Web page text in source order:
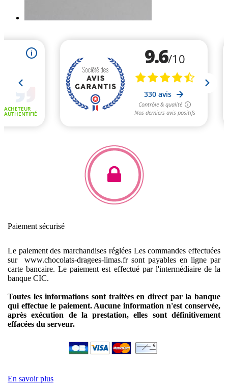
Paiement sécurisé
Le paiement des marchandises réglées Les commandes effectuées
sur www.chocolats-dragees-limas.fr sont payables en ligne par
carte bancaire. Le paiement est effectué par l'intermédiaire de la
banque CIC.
Toutes les informations sont traitées en direct par la banque
qui effectue le paiement. Aucune information n'est conservée,
après exécution de la prestation, elles sont définitivement
effacées du serveur.
En savoir plus